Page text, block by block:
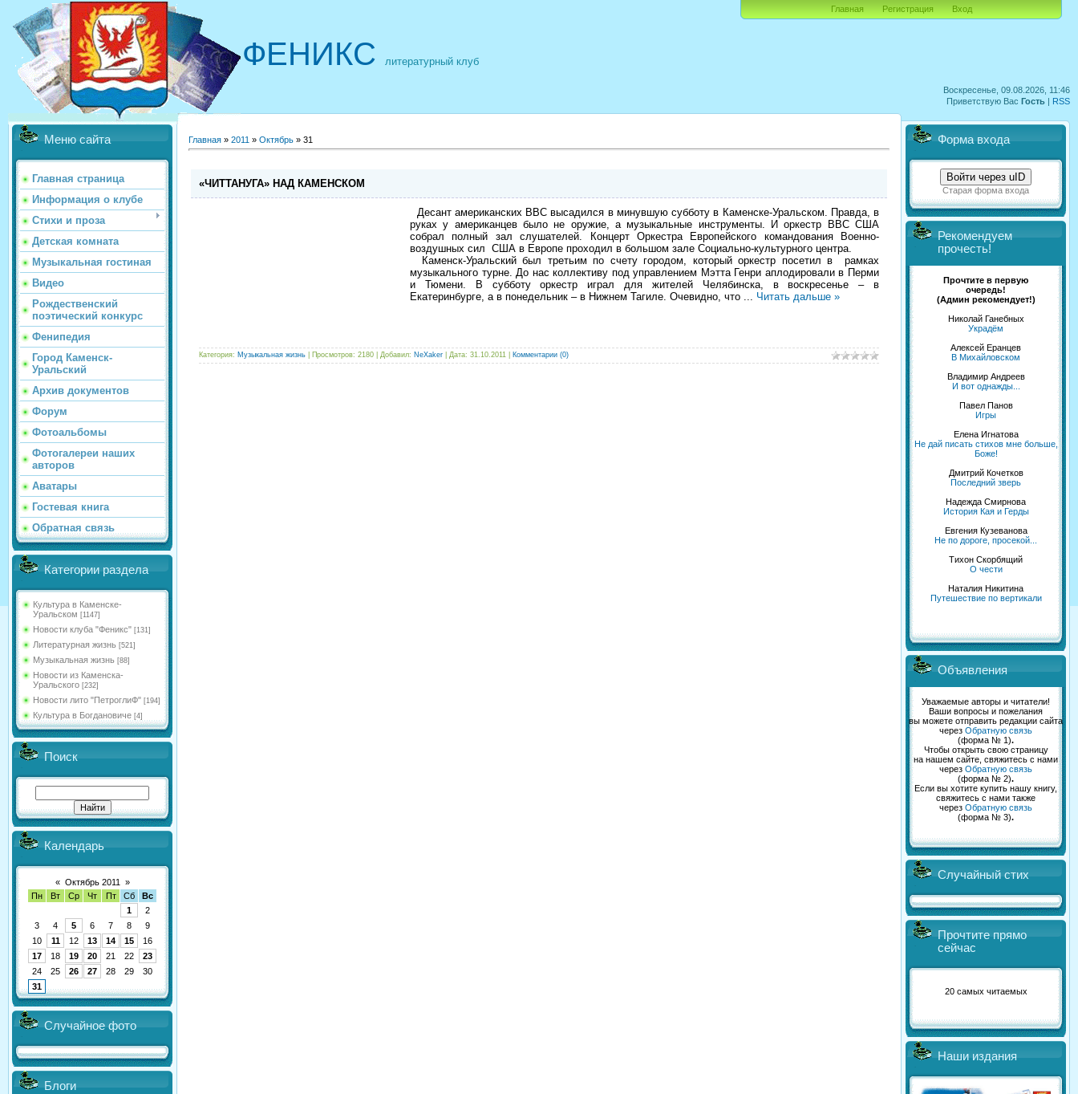
Воскресенье, 09.08.2026, 11:46
Приветствую Вас Гость | RSS
ФЕНИКС литературный клуб
Главная Регистрация Вход
Меню сайта
Главная страница
Информация о клубе
Стихи и проза
Детская комната
Музыкальная гостиная
Видео
Рождественский
поэтический конкурс
Фенипедия
Город Каменск-
Уральский
Архив документов
Форум
Фотоальбомы
Фотогалереи наших
авторов
Аватары
Гостевая книга
Обратная связь
Категории раздела
Культура в Каменске-
Уральском [1147]
Новости клуба "Феникс" [131]
Литературная жизнь [521]
Музыкальная жизнь [88]
Новости из Каменска-
Уральского [232]
Новости лито "ПетроглиФ" [194]
Культура в Богдановиче [4]
Поиск
Календарь
« Октябрь 2011
»
Пн
Вт Ср Чт Пт Сб
Вс
1
2
3
4 5 6 7 8
9
10
11 12 13 14 15
16
17
18 19 20 21 22
23
24
25 26 27 28 29
30
31
Случайное фото
Блоги
Главная » 2011 » Октябрь » 31
«ЧИТТАНУГА» НАД КАМЕНСКОМ
Десант американских ВВС высадился в минувшую субботу в Каменске-Уральском. Правда, в
руках у американцев было не оружие, а музыкальные инструменты. И оркестр ВВС США
собрал полный зал слушателей. Концерт Оркестра Европейского командования Военно-
воздушных сил США в Европе проходил в большом зале Социально-культурного центра.
Каменск-Уральский был третьим по счету городом, который оркестр посетил в рамках
музыкального турне. До нас коллективу под управлением Мэтта Генри аплодировали в Перми
и Тюмени. В субботу оркестр играл для жителей Челябинска, в воскресенье – в
Екатеринбурге, а в понедельник – в Нижнем Тагиле. Очевидно, что
Читать дальше »
Категория: Музыкальная жизнь | Просмотров: 2180 | Добавил: NeXaker | Дата: 31.10.2011 Комментарии (0)
Форма входа
Войти через uID
Старая форма входа
Рекомендуем
прочесть!
Прочтите в первую
очередь!
(Админ рекомендует!)
Николай Ганебных
Украдём
Алексей Еранцев
В Михайловском
Владимир Андреев
И вот однажды...
Павел Панов
Игры
Елена Игнатова
Не дай писать стихов мне больше,
Боже!
Дмитрий Кочетков
Последний зверь
Надежда Смирнова
История Кая и Герды
Евгения Кузеванова
Не по дороге, просекой...
Тихон Скорбящий
О чести
Наталия Никитина
Путешествие по вертикали
Объявления
Уважаемые авторы и читатели!
Ваши вопросы и пожелания
вы можете отправить редакции сайта
через Обратную связь
(форма № 1).
Чтобы открыть свою страницу
на нашем сайте, свяжитесь с нами
через Обратную связь
(форма № 2).
Если вы хотите купить нашу книгу,
свяжитесь с нами также
через Обратную связь
(форма № 3).
Случайный стих
Прочтите прямо
сейчас
20 самых читаемых
Наши издания